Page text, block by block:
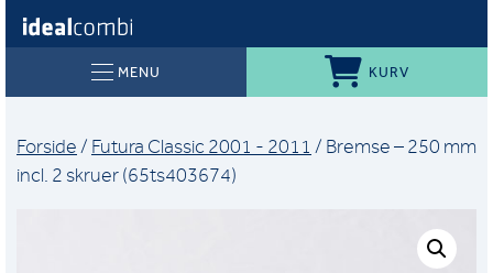
MENU KURV
Forside / Futura Classic 2001 - 2011 / Bremse – 250 mm
incl. 2 skruer (65ts403674)